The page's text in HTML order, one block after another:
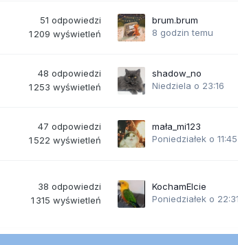
51 odpowiedzi
1 209 wyświetleń
brum.brum
8 godzin temu
48 odpowiedzi
1 253 wyświetleń
shadow_no
Niedziela o 23:16
47 odpowiedzi
1 522 wyświetleń
mała_mi123
Poniedziałek o 11:45
38 odpowiedzi
1 315 wyświetleń
KochamElcie
Poniedziałek o